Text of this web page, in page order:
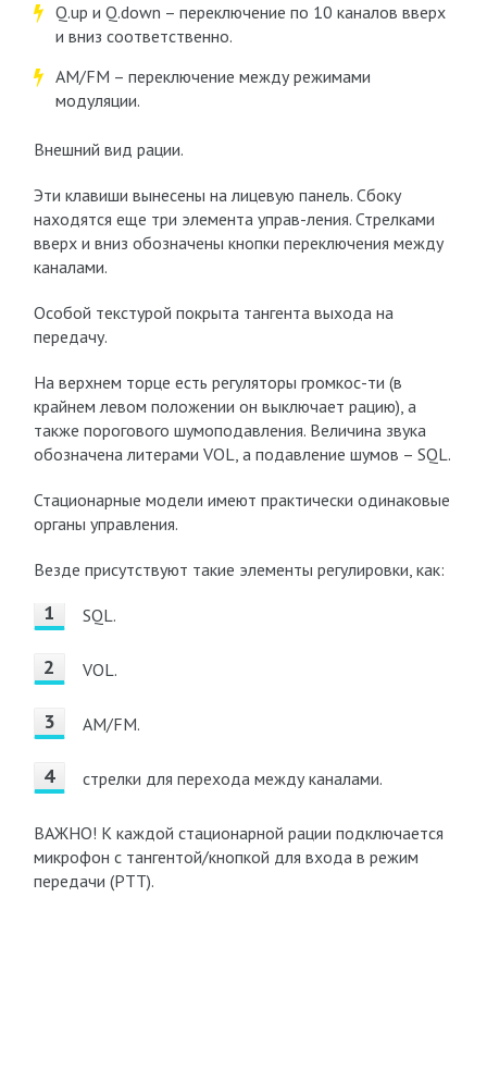
Q.up и Q.down – переключение по 10 каналов вверх
и вниз соответственно.
AM/FM – переключение между режимами
модуляции.
Внешний вид рации.
Эти клавиши вынесены на лицевую панель. Сбоку
находятся еще три элемента управ-ления. Стрелками
вверх и вниз обозначены кнопки переключения между
каналами.
Особой текстурой покрыта тангента выхода на
передачу.
На верхнем торце есть регуляторы громкос-ти (в
крайнем левом положении он выключает рацию), а
также порогового шумоподавления. Величина звука
обозначена литерами VOL, а подавление шумов – SQL.
Стационарные модели имеют практически одинаковые
органы управления.
Везде присутствуют такие элементы регулировки, как:
SQL.
VOL.
AM/FM.
стрелки для перехода между каналами.
ВАЖНО! К каждой стационарной рации подключается
микрофон с тангентой/кнопкой для входа в режим
передачи (PTT).